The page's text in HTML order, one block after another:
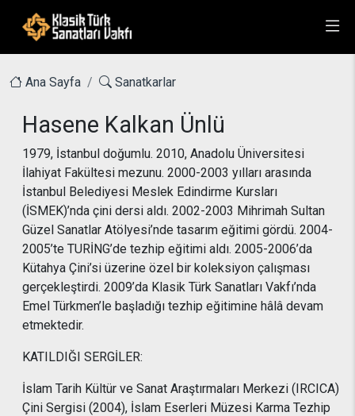
Ana Sayfa Sanatkarlar
Hasene Kalkan Ünlü
1979, İstanbul doğumlu. 2010, Anadolu Üniversitesi
İlahiyat Fakültesi mezunu. 2000-2003 yılları arasında
İstanbul Belediyesi Meslek Edindirme Kursları
(İSMEK)’nda çini dersi aldı. 2002-2003 Mihrimah Sultan
Güzel Sanatlar Atölyesi’nde tasarım eğitimi gördü. 2004-
2005’te TURİNG’de tezhip eğitimi aldı. 2005-2006’da
Kütahya Çini’si üzerine özel bir koleksiyon çalışması
gerçekleştirdi. 2009’da Klasik Türk Sanatları Vakfı’nda
Emel Türkmen’le başladığı tezhip eğitimine hâlâ devam
etmektedir.
KATILDIĞI SERGİLER:
İslam Tarih Kültür ve Sanat Araştırmaları Merkezi (IRCICA)
Çini Sergisi (2004), İslam Eserleri Müzesi Karma Tezhip